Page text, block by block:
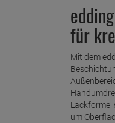
für
Mit dem
Lackformel
um